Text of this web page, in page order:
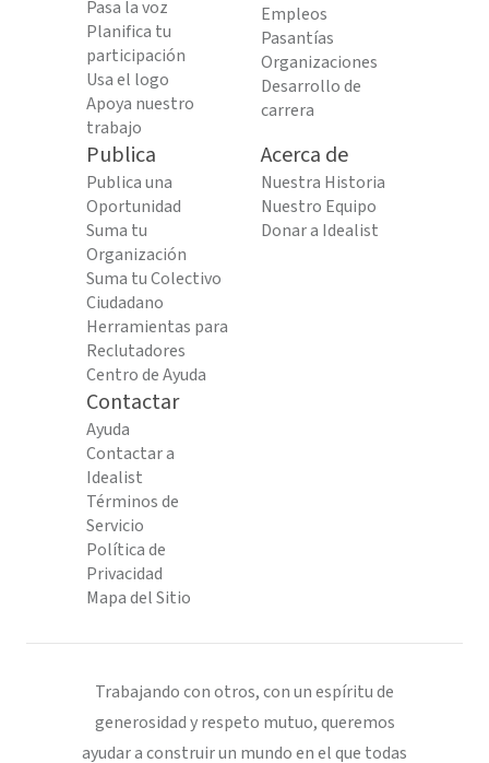
Pasa la voz
Planifica tu
participación
Usa el logo
Apoya nuestro
trabajo
Empleos
Pasantías
Organizaciones
Desarrollo de
carrera
Publica
Publica una
Oportunidad
Suma tu
Organización
Suma tu Colectivo
Ciudadano
Herramientas para
Reclutadores
Centro de Ayuda
Acerca de
Nuestra Historia
Nuestro Equipo
Donar a Idealist
Contactar
Ayuda
Contactar a
Idealist
Términos de
Servicio
Política de
Privacidad
Mapa del Sitio
Trabajando con otros, con un espíritu de
generosidad y respeto mutuo, queremos
ayudar a construir un mundo en el que todas